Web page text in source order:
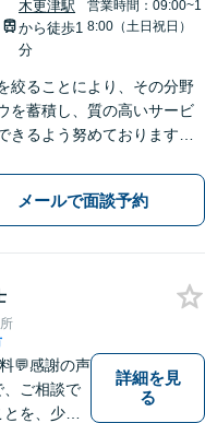
木更津駅
から徒歩1
分
営業時間：09:00~1
8:00（土日祝日）
絞ることにより、その分野
を蓄積し、質の高いサービ
きるよう努めております。
の際はご相談ください。
メールで面談予約
💬感謝の声
、ご相談で
を、少し
詳細を見
る